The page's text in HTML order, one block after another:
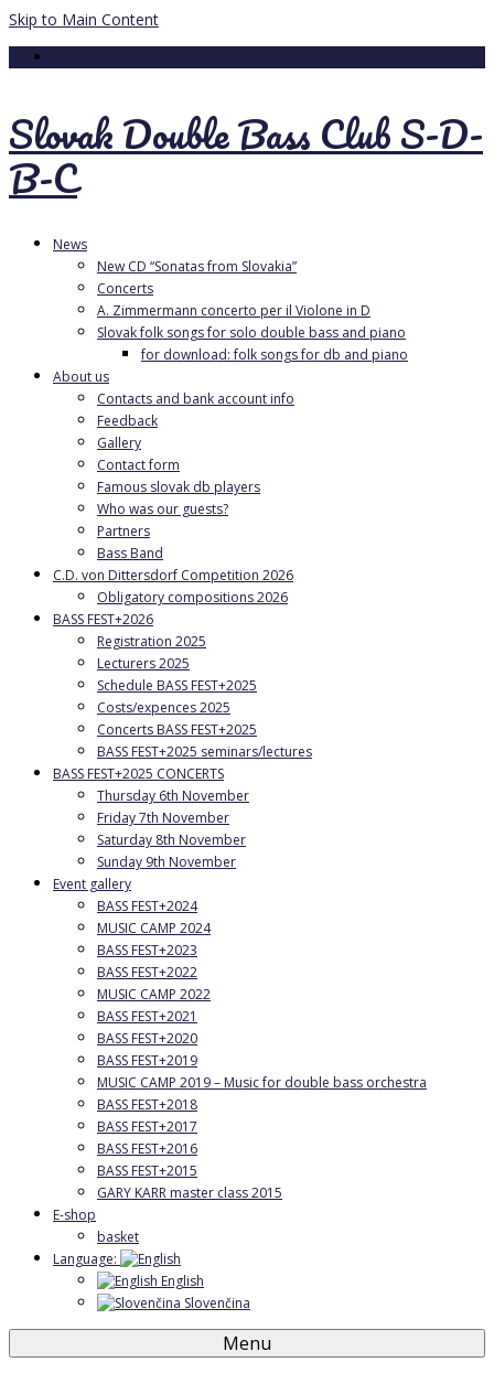
Skip to Main Content
Slovak Double Bass Club S-D-
B-C
News
New CD “Sonatas from Slovakia”
Concerts
A. Zimmermann concerto per il Violone in D
Slovak folk songs for solo double bass and piano
for download: folk songs for db and piano
About us
Contacts and bank account info
Feedback
Gallery
Contact form
Famous slovak db players
Who was our guests?
Partners
Bass Band
C.D. von Dittersdorf Competition 2026
Obligatory compositions 2026
BASS FEST+2026
Registration 2025
Lecturers 2025
Schedule BASS FEST+2025
Costs/expences 2025
Concerts BASS FEST+2025
BASS FEST+2025 seminars/lectures
BASS FEST+2025 CONCERTS
Thursday 6th November
Friday 7th November
Saturday 8th November
Sunday 9th November
Event gallery
BASS FEST+2024
MUSIC CAMP 2024
BASS FEST+2023
BASS FEST+2022
MUSIC CAMP 2022
BASS FEST+2021
BASS FEST+2020
BASS FEST+2019
MUSIC CAMP 2019 – Music for double bass orchestra
BASS FEST+2018
BASS FEST+2017
BASS FEST+2016
BASS FEST+2015
GARY KARR master class 2015
E-shop
basket
Language:
English
Slovenčina
Menu